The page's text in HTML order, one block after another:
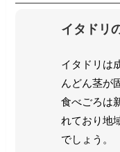
イタドリ
イタドリは
んどん茎が
食べごろは
れており地
でしょう。